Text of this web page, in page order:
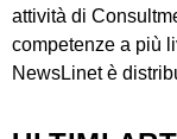
attività di
competenze a più
NewsLinet è